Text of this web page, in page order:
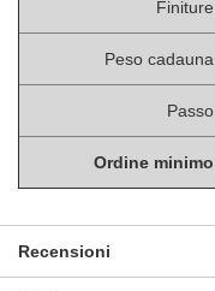
Finiture
Peso cadauna
Passo
Ordine minimo
Recensioni